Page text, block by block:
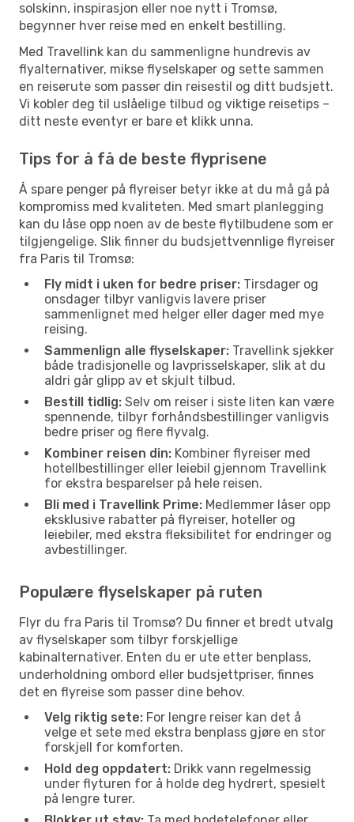
solskinn, inspirasjon eller noe nytt i Tromsø,
begynner hver reise med en enkelt bestilling.
Med Travellink kan du sammenligne hundrevis av
flyalternativer, mikse flyselskaper og sette sammen
en reiserute som passer din reisestil og ditt budsjett.
Vi kobler deg til uslåelige tilbud og viktige reisetips –
ditt neste eventyr er bare et klikk unna.
Tips for å få de beste flyprisene
Å spare penger på flyreiser betyr ikke at du må gå på
kompromiss med kvaliteten. Med smart planlegging
kan du låse opp noen av de beste flytilbudene som er
tilgjengelige. Slik finner du budsjettvennlige flyreiser
fra Paris til Tromsø:
Fly midt i uken for bedre priser: Tirsdager og
onsdager tilbyr vanligvis lavere priser
sammenlignet med helger eller dager med mye
reising.
Sammenlign alle flyselskaper: Travellink sjekker
både tradisjonelle og lavprisselskaper, slik at du
aldri går glipp av et skjult tilbud.
Bestill tidlig: Selv om reiser i siste liten kan være
spennende, tilbyr forhåndsbestillinger vanligvis
bedre priser og flere flyvalg.
Kombiner reisen din: Kombiner flyreiser med
hotellbestillinger eller leiebil gjennom Travellink
for ekstra besparelser på hele reisen.
Bli med i Travellink Prime: Medlemmer låser opp
eksklusive rabatter på flyreiser, hoteller og
leiebiler, med ekstra fleksibilitet for endringer og
avbestillinger.
Populære flyselskaper på ruten
Flyr du fra Paris til Tromsø? Du finner et bredt utvalg
av flyselskaper som tilbyr forskjellige
kabinalternativer. Enten du er ute etter benplass,
underholdning ombord eller budsjettpriser, finnes
det en flyreise som passer dine behov.
Velg riktig sete: For lengre reiser kan det å
velge et sete med ekstra benplass gjøre en stor
forskjell for komforten.
Hold deg oppdatert: Drikk vann regelmessig
under flyturen for å holde deg hydrert, spesielt
på lengre turer.